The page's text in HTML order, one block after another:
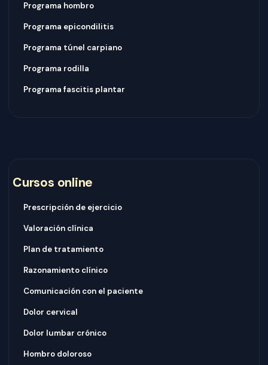
Programa hombro
Programa epicondilitis
Programa túnel carpiano
Programa rodilla
Programa fascitis plantar
Cursos online
Prescripción de ejercicio
Valoración clínica
Plan de tratamiento
Razonamiento clínico
Comunicación con el paciente
Dolor cervical
Dolor lumbar crónico
Hombro doloroso